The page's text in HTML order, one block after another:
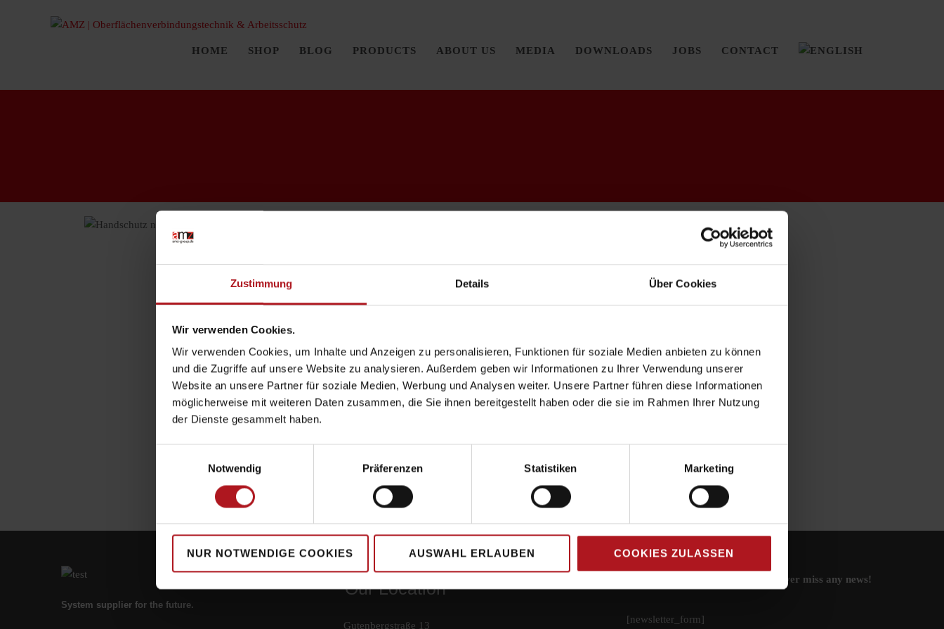
Zustimmung Details Über Cookies
Wir verwenden Cookies.
Wir verwenden Cookies, um Inhalte und Anzeigen zu personalisieren, Funktionen für soziale Medien anbieten zu können
und die Zugriffe auf unsere Website zu analysieren. Außerdem geben wir Informationen zu Ihrer Verwendung unserer
Website an unsere Partner für soziale Medien, Werbung und Analysen weiter. Unsere Partner führen diese Informationen
möglicherweise mit weiteren Daten zusammen, die Sie ihnen bereitgestellt haben oder die sie im Rahmen Ihrer Nutzung
der Dienste gesammelt haben.
Notwendig
Präferenzen Statistiken Marketing
NUR NOTWENDIGE COOKIES AUSWAHL ERLAUBEN COOKIES ZULASSEN
HOME SHOP BLOG PRODUCTS ABOUT US MEDIA DOWNLOADS JOBS CONTACT
System supplier for the future.
Our Location
Gutenbergstraße 13
Subscribe to our newsletter and never miss any news!
[newsletter_form]